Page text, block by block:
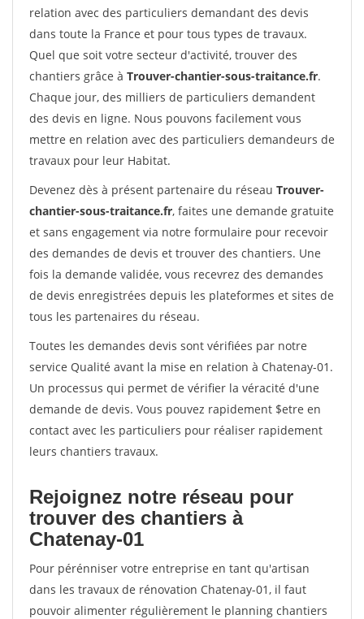
relation avec des particuliers demandant des devis
dans toute la France et pour tous types de travaux.
Quel que soit votre secteur d'activité, trouver des
chantiers grâce à Trouver-chantier-sous-traitance.fr.
Chaque jour, des milliers de particuliers demandent
des devis en ligne. Nous pouvons facilement vous
mettre en relation avec des particuliers demandeurs de
travaux pour leur Habitat.
Devenez dès à présent partenaire du réseau Trouver-
chantier-sous-traitance.fr, faites une demande gratuite
et sans engagement via notre formulaire pour recevoir
des demandes de devis et trouver des chantiers. Une
fois la demande validée, vous recevrez des demandes
de devis enregistrées depuis les plateformes et sites de
tous les partenaires du réseau.
Toutes les demandes devis sont vérifiées par notre
service Qualité avant la mise en relation à Chatenay-01.
Un processus qui permet de vérifier la véracité d'une
demande de devis. Vous pouvez rapidement $etre en
contact avec les particuliers pour réaliser rapidement
leurs chantiers travaux.
Rejoignez notre réseau pour
trouver des chantiers à
Chatenay-01
Pour pérénniser votre entreprise en tant qu'artisan
dans les travaux de rénovation Chatenay-01, il faut
pouvoir alimenter régulièrement le planning chantiers